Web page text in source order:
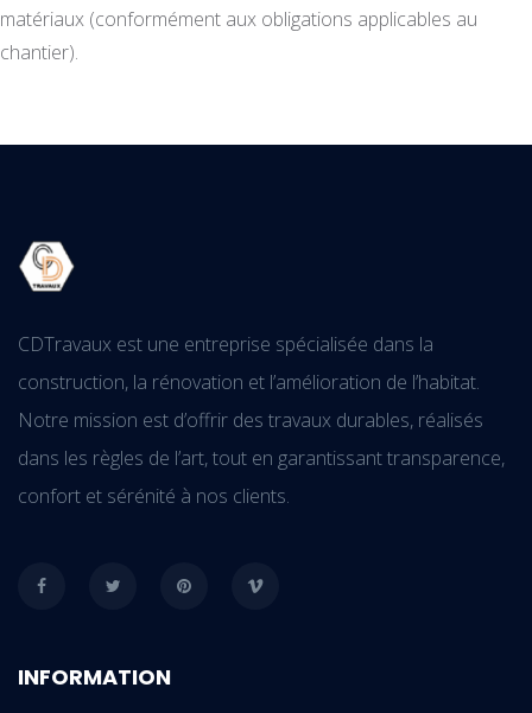
matériaux (conformément aux obligations applicables au
chantier).
CDTravaux est une entreprise spécialisée dans la
construction, la rénovation et l’amélioration de l’habitat.
Notre mission est d’offrir des travaux durables, réalisés
dans les règles de l’art, tout en garantissant transparence,
confort et sérénité à nos clients.
INFORMATION